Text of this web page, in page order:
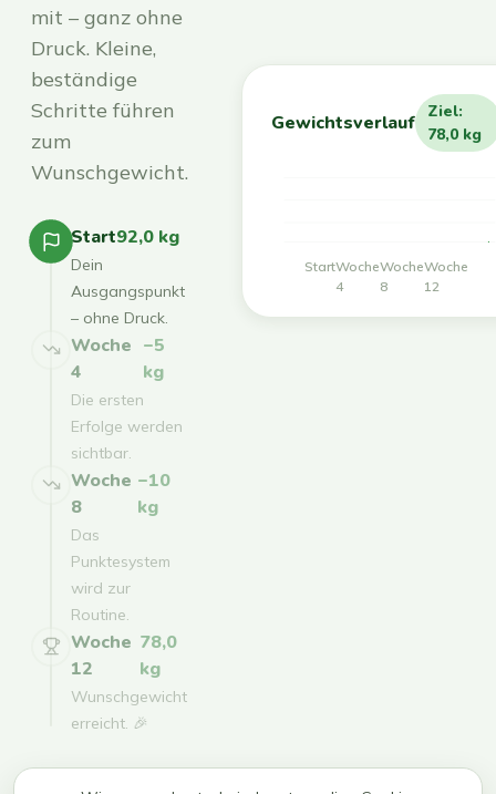
mit – ganz ohne
Druck. Kleine,
beständige
Schritte führen
zum
Wunschgewicht.
Start92,0 kg
Dein
Ausgangspunkt
– ohne Druck.
Woche
4
−5
kg
Die ersten
Erfolge werden
sichtbar.
Woche
8
−10
kg
Das
Punktesystem
wird zur
Routine.
Woche
12
78,0
kg
Wunschgewicht
erreicht. 🎉
Gewichtsverlauf
Ziel:
78,0 kg
StartWoche
4
Woche
8
Woche
12